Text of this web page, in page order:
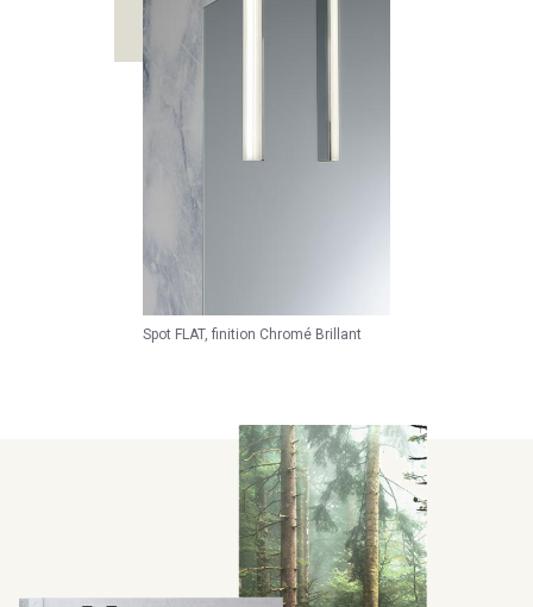
Spot FLAT, finition Chromé Brillant